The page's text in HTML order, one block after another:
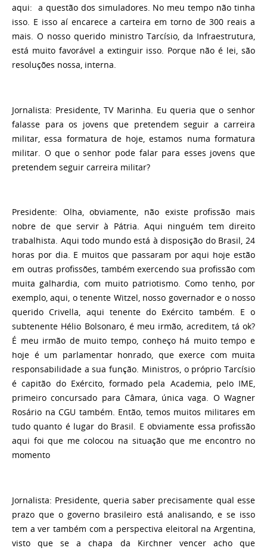
aqui: a questão dos simuladores. No meu tempo não tinha
isso. E isso aí encarece a carteira em torno de 300 reais a
mais. O nosso querido ministro Tarcísio, da Infraestrutura,
está muito favorável a extinguir isso. Porque não é lei, são
resoluções nossa, interna.
Jornalista: Presidente, TV Marinha. Eu queria que o senhor
falasse para os jovens que pretendem seguir a carreira
militar, essa formatura de hoje, estamos numa formatura
militar. O que o senhor pode falar para esses jovens que
pretendem seguir carreira militar?
Presidente: Olha, obviamente, não existe profissão mais
nobre de que servir à Pátria. Aqui ninguém tem direito
trabalhista. Aqui todo mundo está à disposição do Brasil, 24
horas por dia. E muitos que passaram por aqui hoje estão
em outras profissões, também exercendo sua profissão com
muita galhardia, com muito patriotismo. Como tenho, por
exemplo, aqui, o tenente Witzel, nosso governador e o nosso
querido Crivella, aqui tenente do Exército também. E o
subtenente Hélio Bolsonaro, é meu irmão, acreditem, tá ok?
É meu irmão de muito tempo, conheço há muito tempo e
hoje é um parlamentar honrado, que exerce com muita
responsabilidade a sua função. Ministros, o próprio Tarcísio
é capitão do Exército, formado pela Academia, pelo IME,
primeiro concursado para Câmara, única vaga. O Wagner
Rosário na CGU também. Então, temos muitos militares em
tudo quanto é lugar do Brasil. E obviamente essa profissão
aqui foi que me colocou na situação que me encontro no
momento
Jornalista: Presidente, queria saber precisamente qual esse
prazo que o governo brasileiro está analisando, e se isso
tem a ver também com a perspectiva eleitoral na Argentina,
visto que se a chapa da Kirchner vencer acho que